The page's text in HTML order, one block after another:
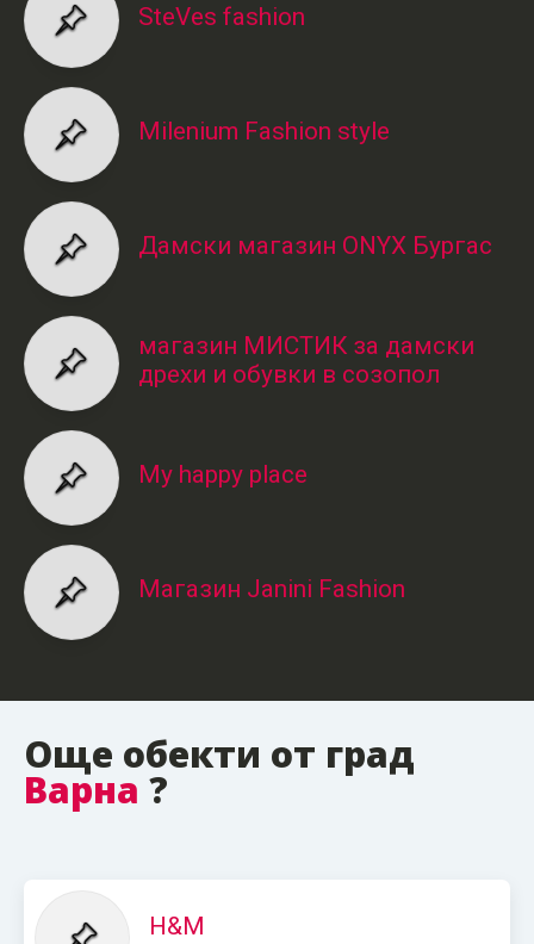
SteVes fashion
Milenium Fashion style
Дамски магазин ONYX Бургас
магазин МИСТИК за дамски
дрехи и обувки в созопол
My happy place
Магазин Janini Fashion
Още обекти от град
Варна ?
H&M